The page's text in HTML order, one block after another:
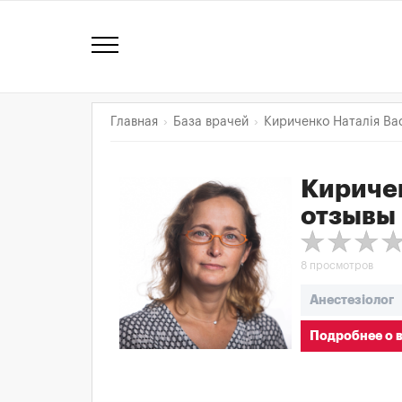
Главная База врачей Кириченко Наталія
отзывы
8 просмотров
Анестезіолог
Подробнее о